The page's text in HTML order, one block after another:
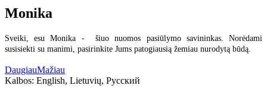
Monika
Sveiki, esu Monika - šiuo nuomos pasiūlymo savininkas. Norėdami
susisiekti su manimi, pasirinkite Jums patogiausią žemiau nurodytą būdą.
DaugiauMažiau
Kalbos: English, Lietuvių, Русский